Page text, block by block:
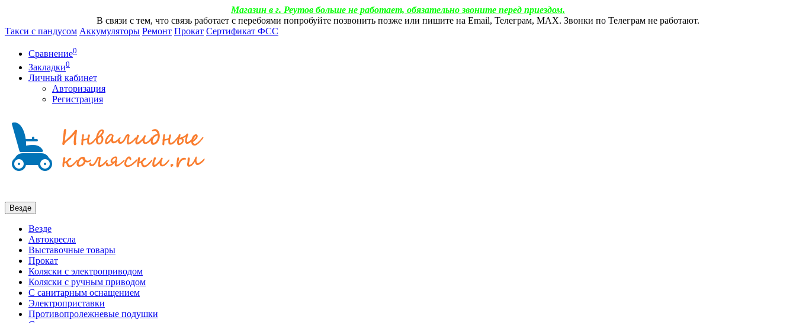
Магазин в г. Реутов больше не работает, обязательно звоните перед приездом.
В связи с тем, что связь работает с перебоями попробуйте позвонить позже или пишите на Email, Телеграм, МАХ. Звонки по Телеграм не работают.
Такси с пандусом Аккумуляторы Ремонт Прокат Сертификат ФСС
Сравнение0
Закладки0
Личный кабинет
Авторизация
Регистрация
Везде
Везде
Автокресла
Выставочные товары
Прокат
Коляски с электроприводом
Коляски с ручным приводом
С санитарным оснащением
Электроприставки
Противопролежневые подушки